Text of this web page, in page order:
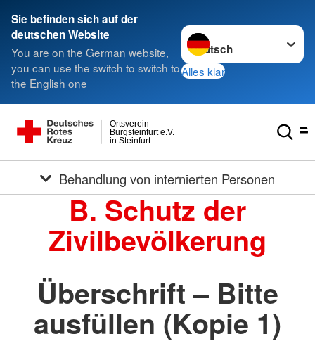
Sie befinden sich auf der
deutschen Website
You are on the German website,
you can use the switch to switch to
the English one
Sprache wechseln zu
Alles klar
in Steinfurt
Burgsteinfurt e.V.
Ortsverein
Behandlung von internierten Personen
B. Schutz der
Zivilbevölkerung
Überschrift – Bitte
ausfüllen (Kopie 1)